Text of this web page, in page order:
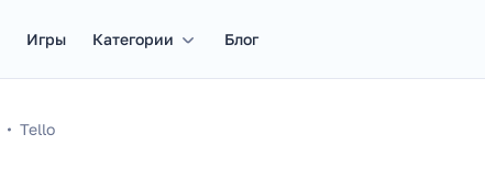
Игры Категории Блог
Tello